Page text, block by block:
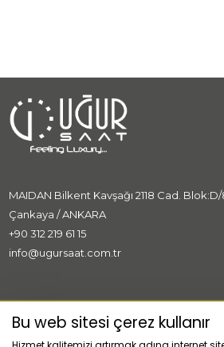
MAIDAN Bilkent Kavşağı 2118 Cad. Blok:D/
Çankaya / ANKARA
+90 312 219 61 15
info@ugursaat.com.tr
MARKALAR
Bu web sitesi çerez kullanır